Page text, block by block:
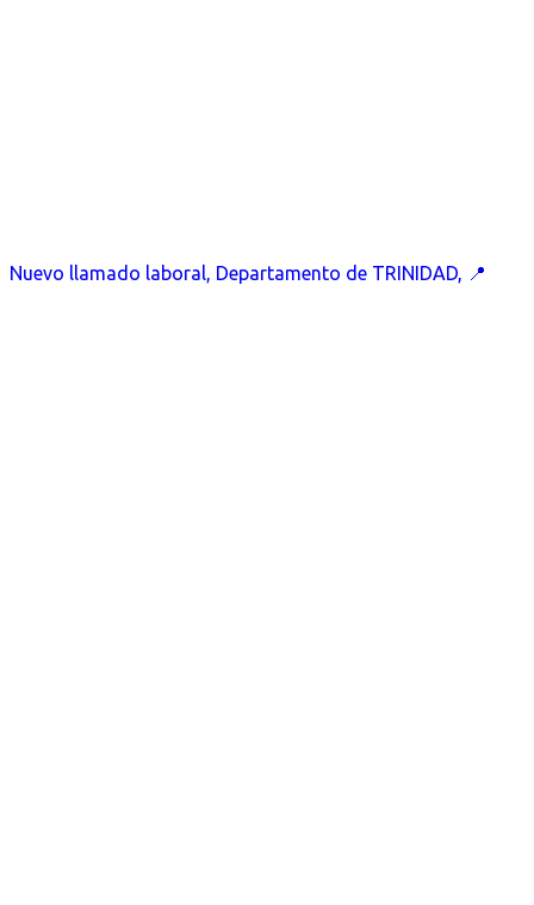
Nuevo llamado laboral, Departamento de TRINIDAD, 📍